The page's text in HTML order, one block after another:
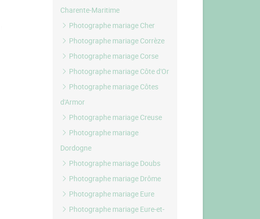
Charente-Maritime
Photographe mariage Cher
Photographe mariage Corrèze
Photographe mariage Corse
Photographe mariage Côte d'Or
Photographe mariage Côtes
d'Armor
Photographe mariage Creuse
Photographe mariage
Dordogne
Photographe mariage Doubs
Photographe mariage Drôme
Photographe mariage Eure
Photographe mariage Eure-et-